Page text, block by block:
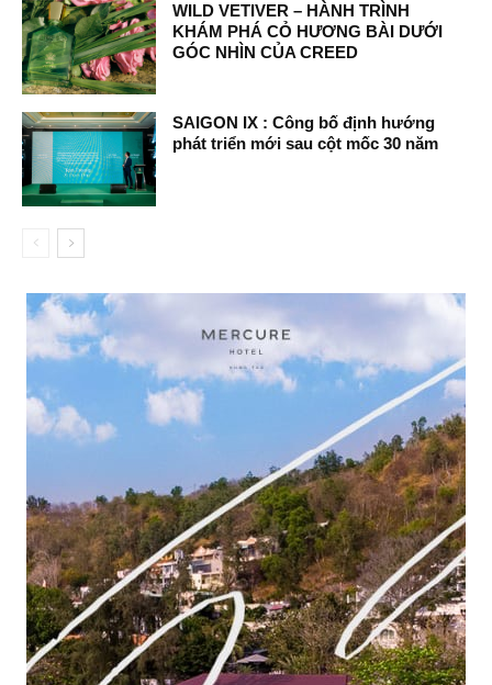
WILD VETIVER – HÀNH TRÌNH
KHÁM PHÁ CỎ HƯƠNG BÀI DƯỚI
GÓC NHÌN CỦA CREED
SAIGON IX : Công bố định hướng
phát triển mới sau cột mốc 30 năm